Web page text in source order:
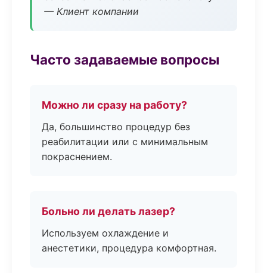
— Клиент компании
Часто задаваемые вопросы
Можно ли сразу на работу?
Да, большинство процедур без
реабилитации или с минимальным
покраснением.
Больно ли делать лазер?
Используем охлаждение и
анестетики, процедура комфортная.